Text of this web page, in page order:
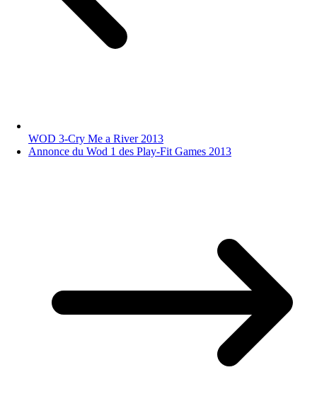
WOD 3-Cry Me a River 2013
Annonce du Wod 1 des Play-Fit Games 2013